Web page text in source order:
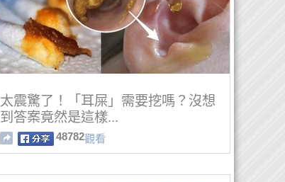
太震驚了！「耳屎」需要挖嗎？沒想
到答案竟然是這樣...
48782觀看